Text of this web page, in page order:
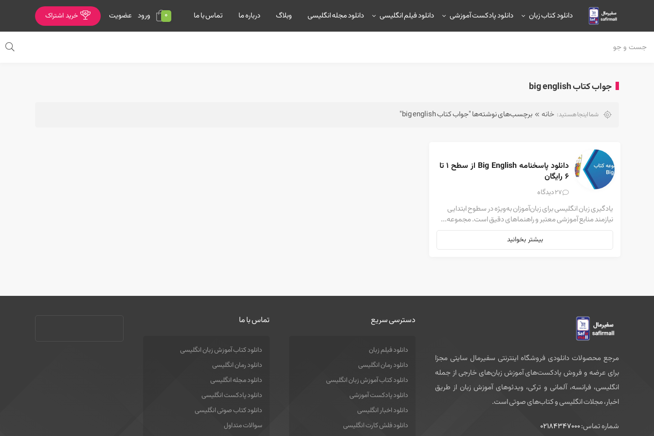
دانلود کتاب زبان دانلود پادکست آموزشی دانلود فیلم انگلیسی دانلود مجله انگلیسی وبلاگ درباره ما تماس با ما 0 ورود عضویت خرید اشتراک
جواب کتاب big english
شما اینجا هستید: خانه برچسب‌های نوشته‌ها "جواب کتاب big english"
۶ رایگان
دیدگاه
یادگیری زبان انگلیسی برای زبان‌آموزان به‌ویژه در سطوح ابتدایی
نیازمند منابع آموزشی معتبر و راهنماهای دقیق است. مجموعه...
بیشتر بخوانید
مرجع محصولات دانلودی فروشگاه اینترنتی سفیرمال سایتی مجزا
برای عرضه و فروش پادکست‌های آموزش زبان‌های خارجی از جمله
انگلیسی، فرانسه، آلمانی و ترکی، ویدئوهای آموزش زبان از طریق
اخبار، مجلات انگلیسی و کتاب‌های صوتی است.
شماره تماس:02184347000
دسترسی سریع
دانلود فیلم زبان
دانلود رمان انگلیسی
دانلود کتاب آموزش زبان انگلیسی
دانلود پادکست آموزشی
دانلود اخبار انگلیسی
دانلود فلش کارت انگلیسی
تماس با ما
دانلود کتاب آموزش زبان انگلیسی
دانلود رمان انگلیسی
دانلود مجله انگلیسی
دانلود پادکست انگلیسی
دانلود کتاب صوتی انگلیسی
سوالات متداول